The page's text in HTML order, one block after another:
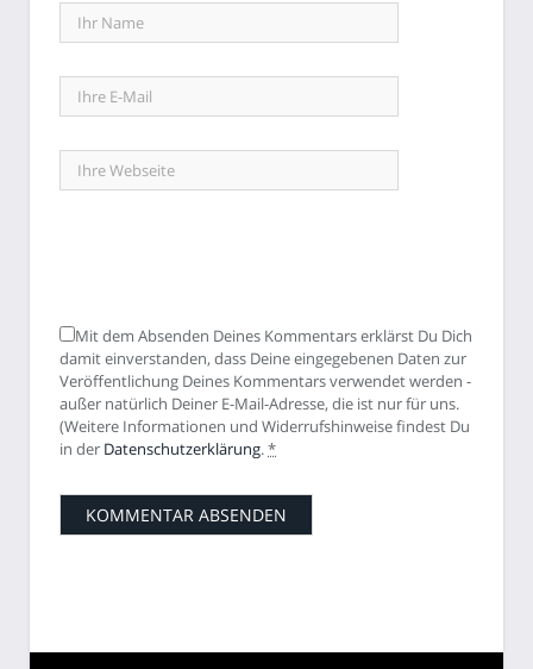
Mit dem Absenden Deines Kommentars erklärst Du Dich
damit einverstanden, dass Deine eingegebenen Daten zur
Veröffentlichung Deines Kommentars verwendet werden -
außer natürlich Deiner E-Mail-Adresse, die ist nur für uns.
(Weitere Informationen und Widerrufshinweise findest Du
in der Datenschutzerklärung.*